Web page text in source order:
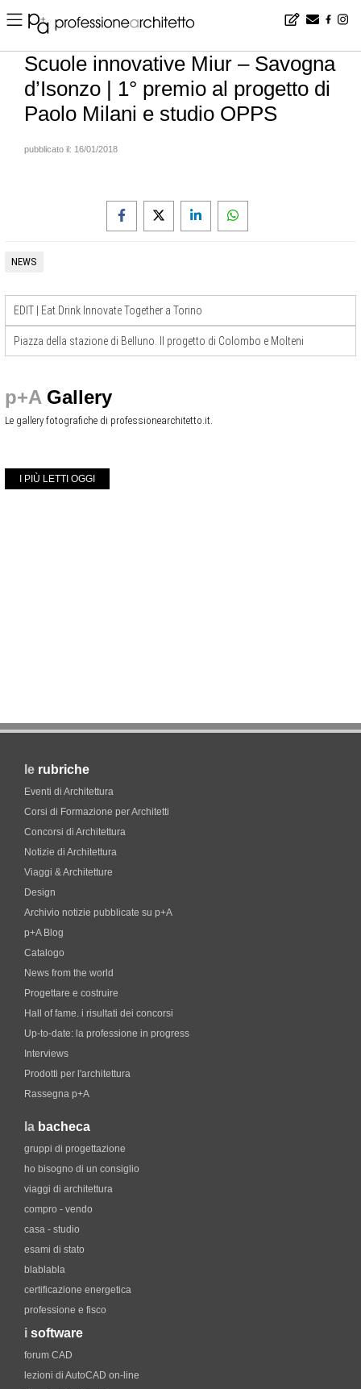
Home ▪ gallery ▪ news ▪ Scuole innovative Miur – Savogna d’Isonzo | 1° premio al progetto di Paolo Milani e studio OPPS
Scuole innovative Miur – Savogna
d’Isonzo | 1° premio al progetto di
Paolo Milani e studio OPPS
pubblicato il: 16/01/2018
NEWS
EDIT | Eat Drink Innovate Together a Torino
Piazza della stazione di Belluno. Il progetto di Colombo e Molteni
p+A Gallery
Le gallery fotografiche di professionearchitetto.it.
I PIÙ LETTI OGGI
le rubriche
Eventi di Architettura
Corsi di Formazione per Architetti
Concorsi di Architettura
Notizie di Architettura
Viaggi & Architetture
Design
Archivio notizie pubblicate su p+A
p+A Blog
Catalogo
News from the world
Progettare e costruire
Hall of fame. i risultati dei concorsi
Up-to-date: la professione in progress
Interviews
Prodotti per l'architettura
Rassegna p+A
la bacheca
gruppi di progettazione
ho bisogno di un consiglio
viaggi di architettura
compro - vendo
casa - studio
esami di stato
blablabla
certificazione energetica
professione e fisco
i software
forum CAD
lezioni di AutoCAD on-line